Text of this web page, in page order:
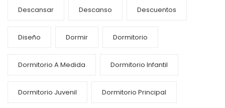
Descansar Descanso Descuentos
Diseño Dormir Dormitorio
Dormitorio A Medida Dormitorio Infantil
Dormitorio Juvenil Dormitorio Principal